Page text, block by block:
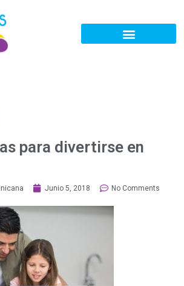
para divertirse en
Junio 5, 2018 No Comments